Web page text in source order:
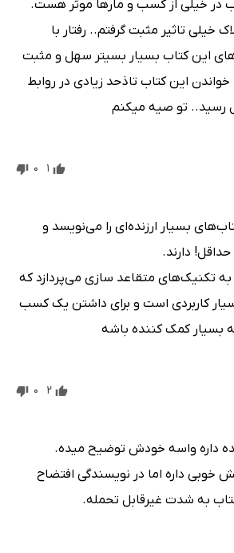
در خیلی از کسب و مارها موثر هست.
خیلی تاثیر مثبت گرفتم.. رفتار با
این کتاب بسیار بسیتر سهل و مثبت
این کتاب تاذحد زیادی در روابط
رسید.. تو صیه میکنم
1
0
بسیار ارزنده‌ای را می‌نویسد و
دارند.
به تکنیک‌های متقاعد سازی می‌پردازد که
کاربردی است و برای داشتن یک کسب
بسیار کمک کننده باشه
2
0
داره واسه خودش توضیح میده.
خوبی داره اما در نویسندگی افتضاح
به شدت غیرقابل تحمله.